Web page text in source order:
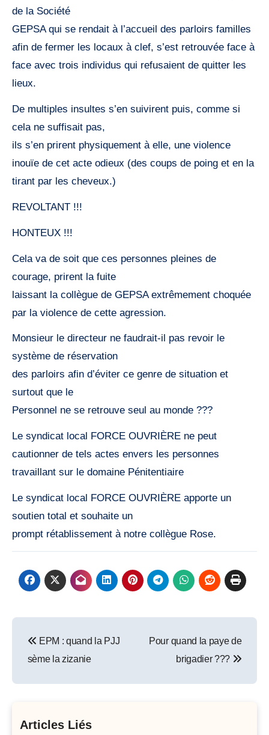
de la Société
GEPSA qui se rendait à l’accueil des parloirs familles
afin de fermer les locaux à clef, s’est retrouvée face à
face avec trois individus qui refusaient de quitter les
lieux.
De multiples insultes s’en suivirent puis, comme si
cela ne suffisait pas,
ils s’en prirent physiquement à elle, une violence
inouïe de cet acte odieux (des coups de poing et en la
tirant par les cheveux.)
REVOLTANT !!!
HONTEUX !!!
Cela va de soit que ces personnes pleines de
courage, prirent la fuite
laissant la collègue de GEPSA extrêmement choquée
par la violence de cette agression.
Monsieur le directeur ne faudrait-il pas revoir le
système de réservation
des parloirs afin d’éviter ce genre de situation et
surtout que le
Personnel ne se retrouve seul au monde ???
Le syndicat local FORCE OUVRIÈRE ne peut
cautionner de tels actes envers les personnes
travaillant sur le domaine Pénitentiaire
Le syndicat local FORCE OUVRIÈRE apporte un
soutien total et souhaite un
prompt rétablissement à notre collègue Rose.
navigation
EPM : quand la PJJ
sème la zizanie
Pour quand la paye de
brigadier ???
Articles Liés